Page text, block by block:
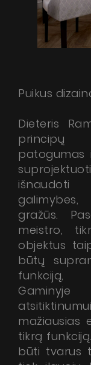
Patarimai
Servisas
Puikus
Dieteris
principų
patogumas
išnaudoti
gražūs.
meistro,
objektus
būtų
mažiausias
tikrą
būti tvarus